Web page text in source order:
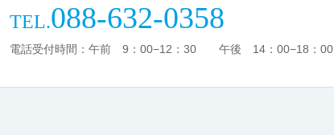
TEL.088-632-0358
電話受付時間：午前 9：00−12：30 午後 14：00−18：00